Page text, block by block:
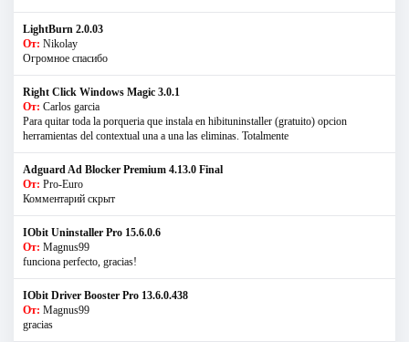
LightBurn 2.0.03
От: Nikolay
Огромное спасибо
Right Click Windows Magic 3.0.1
От: Carlos garcia
Para quitar toda la porqueria que instala en hibituninstaller (gratuito) opcion
herramientas del contextual una a una las eliminas. Totalmente
Adguard Ad Blocker Premium 4.13.0 Final
От: Pro-Euro
Комментарий скрыт
IObit Uninstaller Pro 15.6.0.6
От: Magnus99
funciona perfecto, gracias!
IObit Driver Booster Pro 13.6.0.438
От: Magnus99
gracias